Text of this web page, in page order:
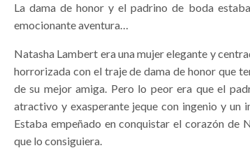
La dama de honor y el padrino de boda
emocionante aventura…
Natasha Lambert era una mujer elegante y
horrorizada con el traje de dama de honor que
de su mejor amiga. Pero lo peor era que el
atractivo y exasperante jeque con ingenio y un
Estaba empeñado en conquistar el corazón de
que lo consiguiera.